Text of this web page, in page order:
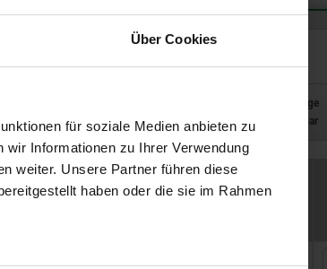
Über Cookies
für soziale Medien anbieten zu
Informationen zu Ihrer Verwendung
weiter. Unsere Partner führen diese
haben oder die sie im Rahmen
Lieferzeit auf Anfrage
In 1-2 Wochen lieferbar
Derzeit nicht lieferbar
CAD
Preis